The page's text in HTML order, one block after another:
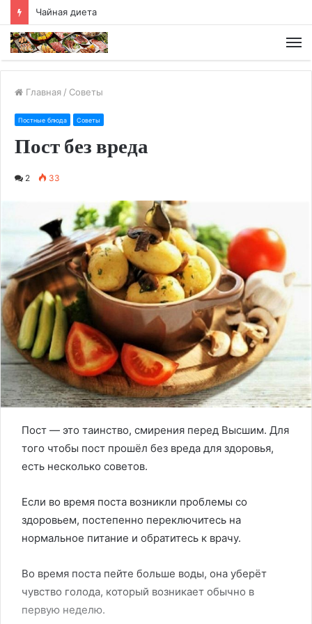
Чайная диета
Главная / Советы
Постные блюда Советы
Пост без вреда
2 33
Пост — это таинство, смирения перед Высшим. Для
того чтобы пост прошёл без вреда для здоровья,
есть несколько советов.
Если во время поста возникли проблемы со
здоровьем, постепенно переключитесь на
нормальное питание и обратитесь к врачу.
Во время поста пейте больше воды, она уберёт
чувство голода, который возникает обычно в
первую неделю.